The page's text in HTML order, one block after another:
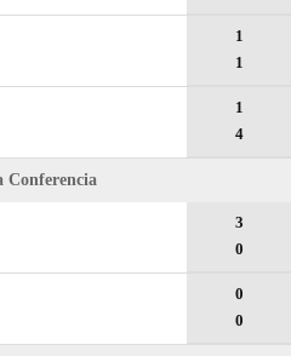
1
1
1
4
Conferencia
3
0
0
0